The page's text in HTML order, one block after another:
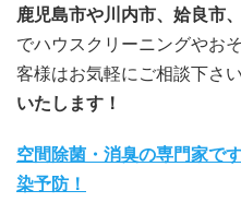
鹿児島市や川内市、姶良市
でハウスクリーニングやお
客様はお気軽にご相談下さい
いたします！
空間除菌・消臭の専門家で
染予防！